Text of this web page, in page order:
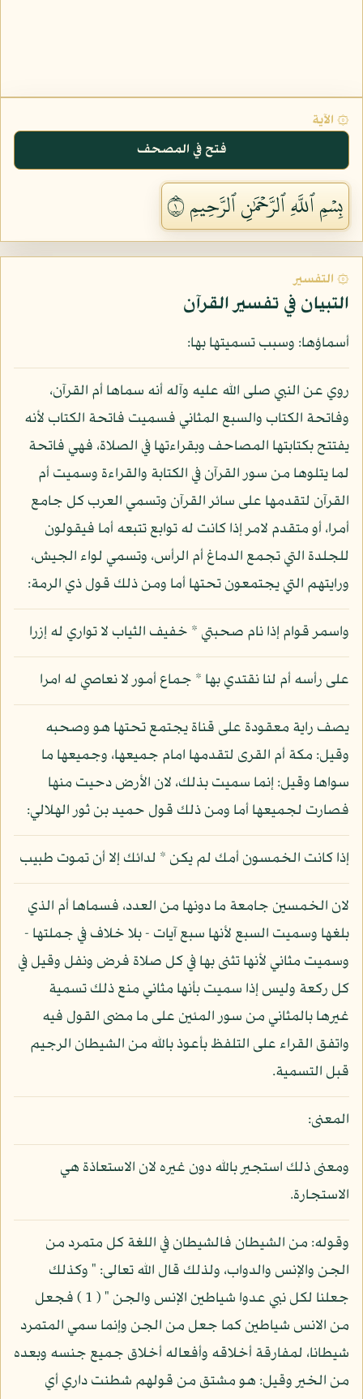
۞ الآية
فتح في المصحف
بِسۡمِ ٱللَّهِ ٱلرَّحۡمَٰنِ ٱلرَّحِيمِ ١
۞ التفسير
التبيان في تفسير القرآن
أسماؤها: وسبب تسميتها بها:
روي عن النبي صلى الله عليه وآله أنه سماها أم القرآن،
وفاتحة الكتاب والسبع المثاني فسميت فاتحة الكتاب لأنه
يفتتح بكتابتها المصاحف وبقراءتها في الصلاة، فهي فاتحة
لما يتلوها من سور القرآن في الكتابة والقراءة وسميت أم
القرآن لتقدمها على سائر القرآن وتسمي العرب كل جامع
أمرا، أو متقدم لامر إذا كانت له توابع تتبعه أما فيقولون
للجلدة التي تجمع الدماغ أم الرأس، وتسمي لواء الجيش،
ورايتهم التي يجتمعون تحتها أما ومن ذلك قول ذي الرمة:
واسمر قوام إذا نام صحبتي * خفيف الثياب لا تواري له إزرا
على رأسه أم لنا نقتدي بها * جماع أمور لا نعاصي له امرا
يصف راية معقودة على قناة يجتمع تحتها هو وصحبه
وقيل: مكة أم القرى لتقدمها امام جميعها، وجميعها ما
سواها وقيل: إنما سميت بذلك، لان الأرض دحيت منها
فصارت لجميعها أما ومن ذلك قول حميد بن ثور الهلالي:
إذا كانت الخمسون أمك لم يكن * لدائك إلا أن تموت طبيب
لان الخمسين جامعة ما دونها من العدد، فسماها أم الذي
بلغها وسميت السبع لأنها سبع آيات - بلا خلاف في جملتها -
وسميت مثاني لأنها تثنى بها في كل صلاة فرض ونفل وقيل في
كل ركعة وليس إذا سميت بأنها مثاني منع ذلك تسمية
غيرها بالمثاني من سور المئين على ما مضى القول فيه
واتفق القراء على التلفظ بأعوذ بالله من الشيطان الرجيم
قبل التسمية.
المعنى:
ومعنى ذلك استجير بالله دون غيره لان الاستعاذة هي
الاستجارة.
وقوله: من الشيطان فالشيطان في اللغة كل متمرد من
الجن والإنس والدواب، ولذلك قال الله تعالى: " وكذلك
جعلنا لكل نبي عدوا شياطين الإنس والجن " ( 1 ) فجعل
من الانس شياطين كما جعل من الجن وإنما سمي المتمرد
شيطانا، لمفارقة أخلاقه وأفعاله أخلاق جميع جنسه وبعده
من الخير وقيل: هو مشتق من قولهم شطنت داري أي